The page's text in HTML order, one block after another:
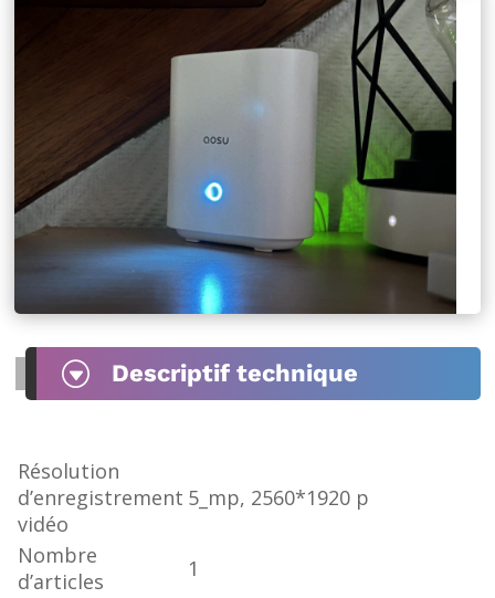
G Descriptif technique
Résolution
d’enregistrement
vidéo
‎5_mp, 2560*1920 p
Nombre
d’articles
‎1